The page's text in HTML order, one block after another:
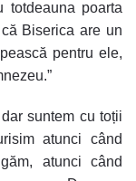
totdeauna poarta
Biserica are un
pentru ele,
suntem cu toții
atunci când
atunci când